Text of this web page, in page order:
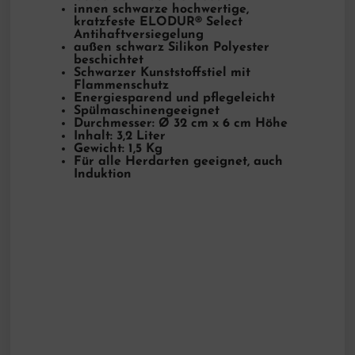
innen schwarze hochwertige,
kratzfeste ELODUR® Select
Antihaftversiegelung
außen schwarz Silikon Polyester
beschichtet
Schwarzer Kunststoffstiel mit
Flammenschutz
Energiesparend und pflegeleicht
Spülmaschinengeeignet
Durchmesser: Ø 32 cm x 6 cm Höhe
Inhalt: 3,2 Liter
Gewicht: 1,5 Kg
Für alle Herdarten geeignet, auch
Induktion